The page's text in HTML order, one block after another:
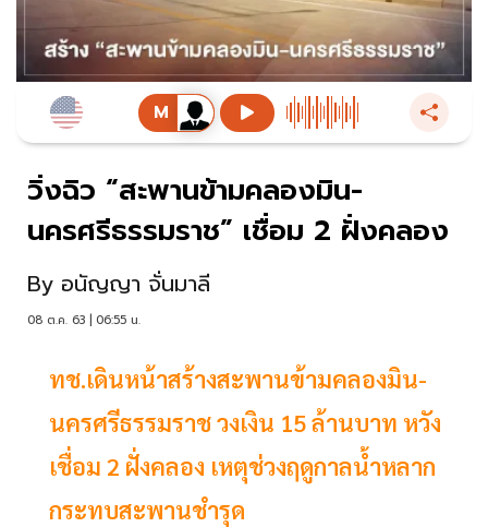
วิ่งฉิว “สะพานข้ามคลองมิน-
นครศรีธรรมราช” เชื่อม 2 ฝั่งคลอง
By อนัญญา จั่นมาลี
08 ต.ค. 63 | 06:55 น.
ทช.เดินหน้าสร้างสะพานข้ามคลองมิน-
นครศรีธรรมราช วงเงิน 15 ล้านบาท หวัง
เชื่อม 2 ฝั่งคลอง เหตุช่วงฤดูกาลน้ำหลาก
กระทบสะพานชำรุด